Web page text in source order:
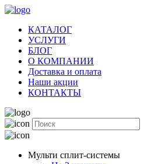
КАТАЛОГ
УСЛУГИ
БЛОГ
О КОМПАНИИ
Доставка и оплата
Наши акции
КОНТАКТЫ
Мульти сплит-системы